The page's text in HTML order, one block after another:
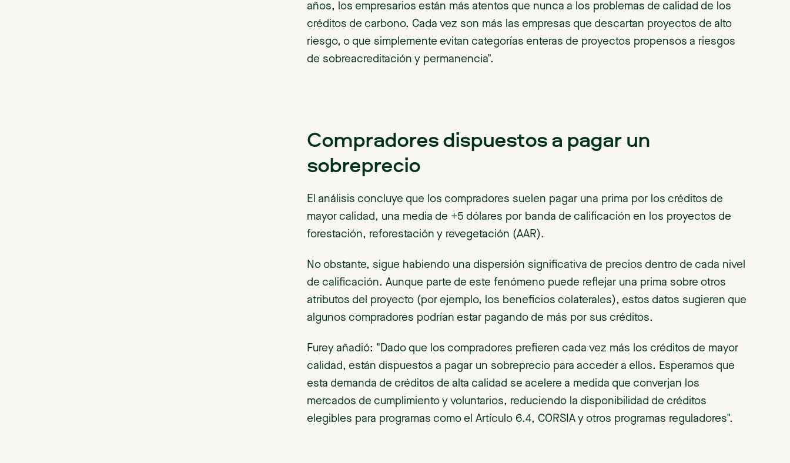
años, los empresarios están más atentos que nunca a los problemas de calidad de los
créditos de carbono. Cada vez son más las empresas que descartan proyectos de alto
riesgo, o que simplemente evitan categorías enteras de proyectos propensos a riesgos
de sobreacreditación y permanencia".
Compradores dispuestos a pagar un
sobreprecio
El análisis concluye que los compradores suelen pagar una prima por los créditos de
mayor calidad, una media de +5 dólares por banda de calificación en los proyectos de
forestación, reforestación y revegetación (AAR).
No obstante, sigue habiendo una dispersión significativa de precios dentro de cada nivel
de calificación. Aunque parte de este fenómeno puede reflejar una prima sobre otros
atributos del proyecto (por ejemplo, los beneficios colaterales), estos datos sugieren que
algunos compradores podrían estar pagando de más por sus créditos.
Furey añadió: "Dado que los compradores prefieren cada vez más los créditos de mayor
calidad, están dispuestos a pagar un sobreprecio para acceder a ellos. Esperamos que
esta demanda de créditos de alta calidad se acelere a medida que converjan los
mercados de cumplimiento y voluntarios, reduciendo la disponibilidad de créditos
elegibles para programas como el Artículo 6.4, CORSIA y otros programas reguladores".